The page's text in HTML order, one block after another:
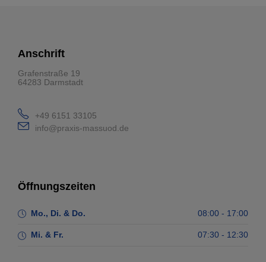
Anschrift
Grafenstraße 19
64283 Darmstadt
+49 6151 33105
info@praxis-massuod.de
Öffnungszeiten
Mo., Di. & Do. 08:00 - 17:00
Mi. & Fr. 07:30 - 12:30